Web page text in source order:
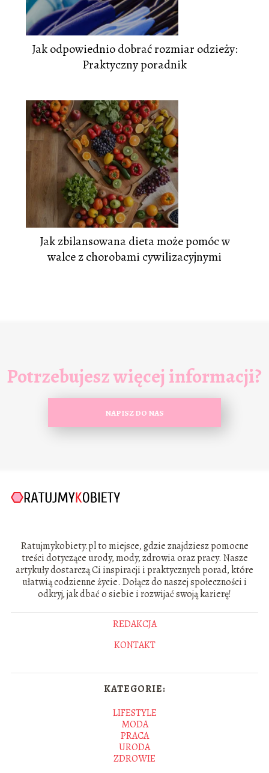
Jak odpowiednio dobrać rozmiar odzieży:
Praktyczny poradnik
Jak zbilansowana dieta może pomóc w
walce z chorobami cywilizacyjnymi
Potrzebujesz więcej informacji?
NAPISZ DO NAS
Ratujmykobiety.pl to miejsce, gdzie znajdziesz pomocne
treści dotyczące urody, mody, zdrowia oraz pracy. Nasze
artykuły dostarczą Ci inspiracji i praktycznych porad, które
ułatwią codzienne życie. Dołącz do naszej społeczności i
odkryj, jak dbać o siebie i rozwijać swoją karierę!
REDAKCJA
KONTAKT
KATEGORIE:
LIFESTYLE
MODA
PRACA
URODA
ZDROWIE